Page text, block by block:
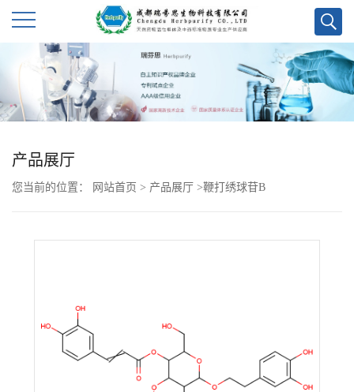
产品展厅
您当前的位置： 网站首页 > 产品展厅 >鞭打绣球苷B